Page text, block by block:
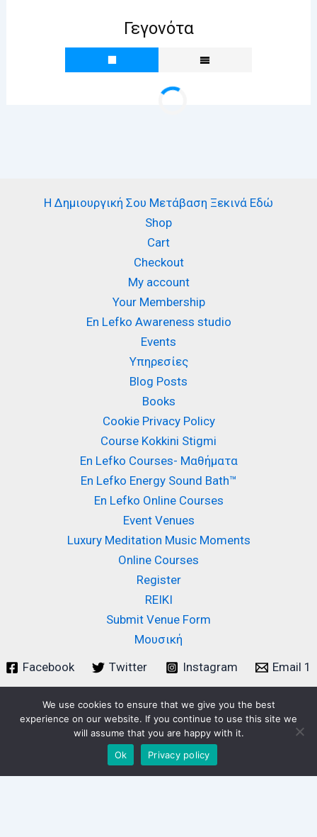
Γεγονότα
Η Δημιουργική Σου Μετάβαση Ξεκινά Εδώ
Shop
Cart
Checkout
My account
Your Membership
En Lefko Awareness studio
Events
Υπηρεσίες
Blog Posts
Books
Cookie Privacy Policy
Course Kokkini Stigmi
En Lefko Courses- Μαθήματα
En Lefko Energy Sound Bath™
En Lefko Online Courses
Event Venues
Luxury Meditation Music Moments
Online Courses
Register
REIKI
Submit Venue Form
Μουσική
Facebook
Twitter Instagram Email 1
Copyright Anastasia Makratzi [ 2011-2024] |
We use cookies to ensure that we give you the best
experience on our website. If you continue to use this site we
will assume that you are happy with it.
Ok
Privacy policy